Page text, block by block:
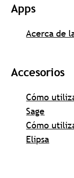
Apps
Acerca de
Accesorios
Cómo
Sage
Cómo
Elipsa